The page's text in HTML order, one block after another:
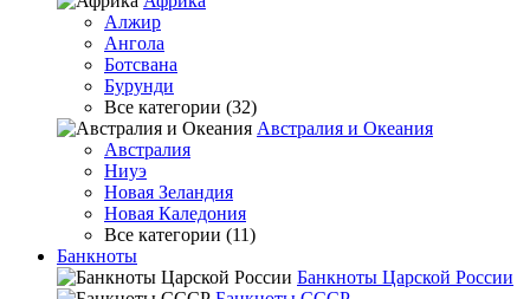
Алжир
Ангола
Ботсвана
Бурунди
Все категории (32)
Австралия и Океания
Австралия
Ниуэ
Новая Зеландия
Новая Каледония
Все категории (11)
Банкноты
Банкноты Царской России